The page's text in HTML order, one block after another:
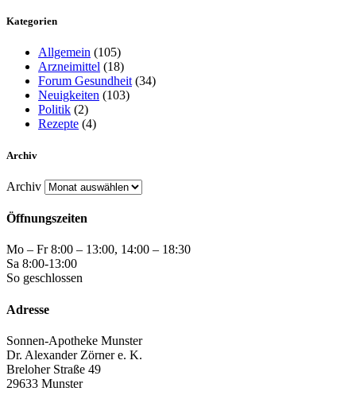
Kategorien
Allgemein (105)
Arzneimittel (18)
Forum Gesundheit(34)
Neuigkeiten (103)
Politik (2)
Rezepte (4)
Archiv
Archiv
Öffnungszeiten
Mo – Fr 8:00 – 13:00, 14:00 – 18:30
Sa 8:00-13:00
So geschlossen
Adresse
Sonnen-Apotheke Munster
Dr. Alexander Zörner e. K.
Breloher Straße 49
29633 Munster